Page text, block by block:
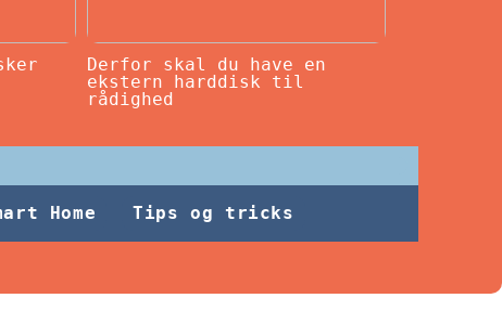
Derfor skal du have en
ekstern harddisk til
rådighed
Home Tips og tricks